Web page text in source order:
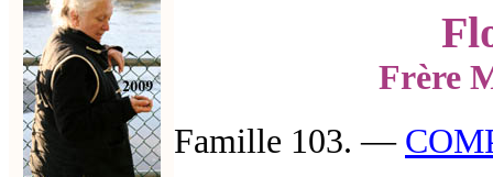
Frère
Famille 103.―